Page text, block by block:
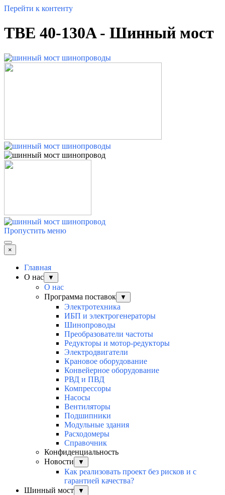
Перейти к контенту
TBE 40-130A - Шинный мост
Пропустить меню
×
Главная
О нас
▼
О нас
Программа поставок
▼
Электротехника
ИБП и электрогенераторы
Шинопроводы
Преобразователи частоты
Редукторы и мотор-редукторы
Электродвигатели
Крановое оборудование
Конвейерное оборудование
РВД и ПВД
Компрессоры
Насосы
Вентиляторы
Подшипники
Модульные здания
Расходомеры
Справочник
Конфиденциальность
Новости
▼
Как реализовать проект без рисков и с
гарантией качества?
Шинный мост
▼